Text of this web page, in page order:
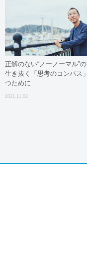
正解のない“ノーノーマル”
生き抜く「思考のコンパス
つために
2021.11.02